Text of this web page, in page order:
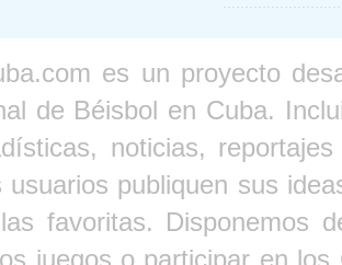
es un proyecto
de Béisbol en Cuba.
noticias,
usuarios publiquen sus
favoritas. Disponemos
juegos o participar en